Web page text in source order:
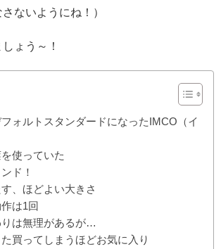
ないようにね！）
ょう～！
ォルトスタンダードになったIMCO（イ
使っていた
ド！
、ほどよい大きさ
は1回
は無理があるが…
買ってしまうほどお気に入り